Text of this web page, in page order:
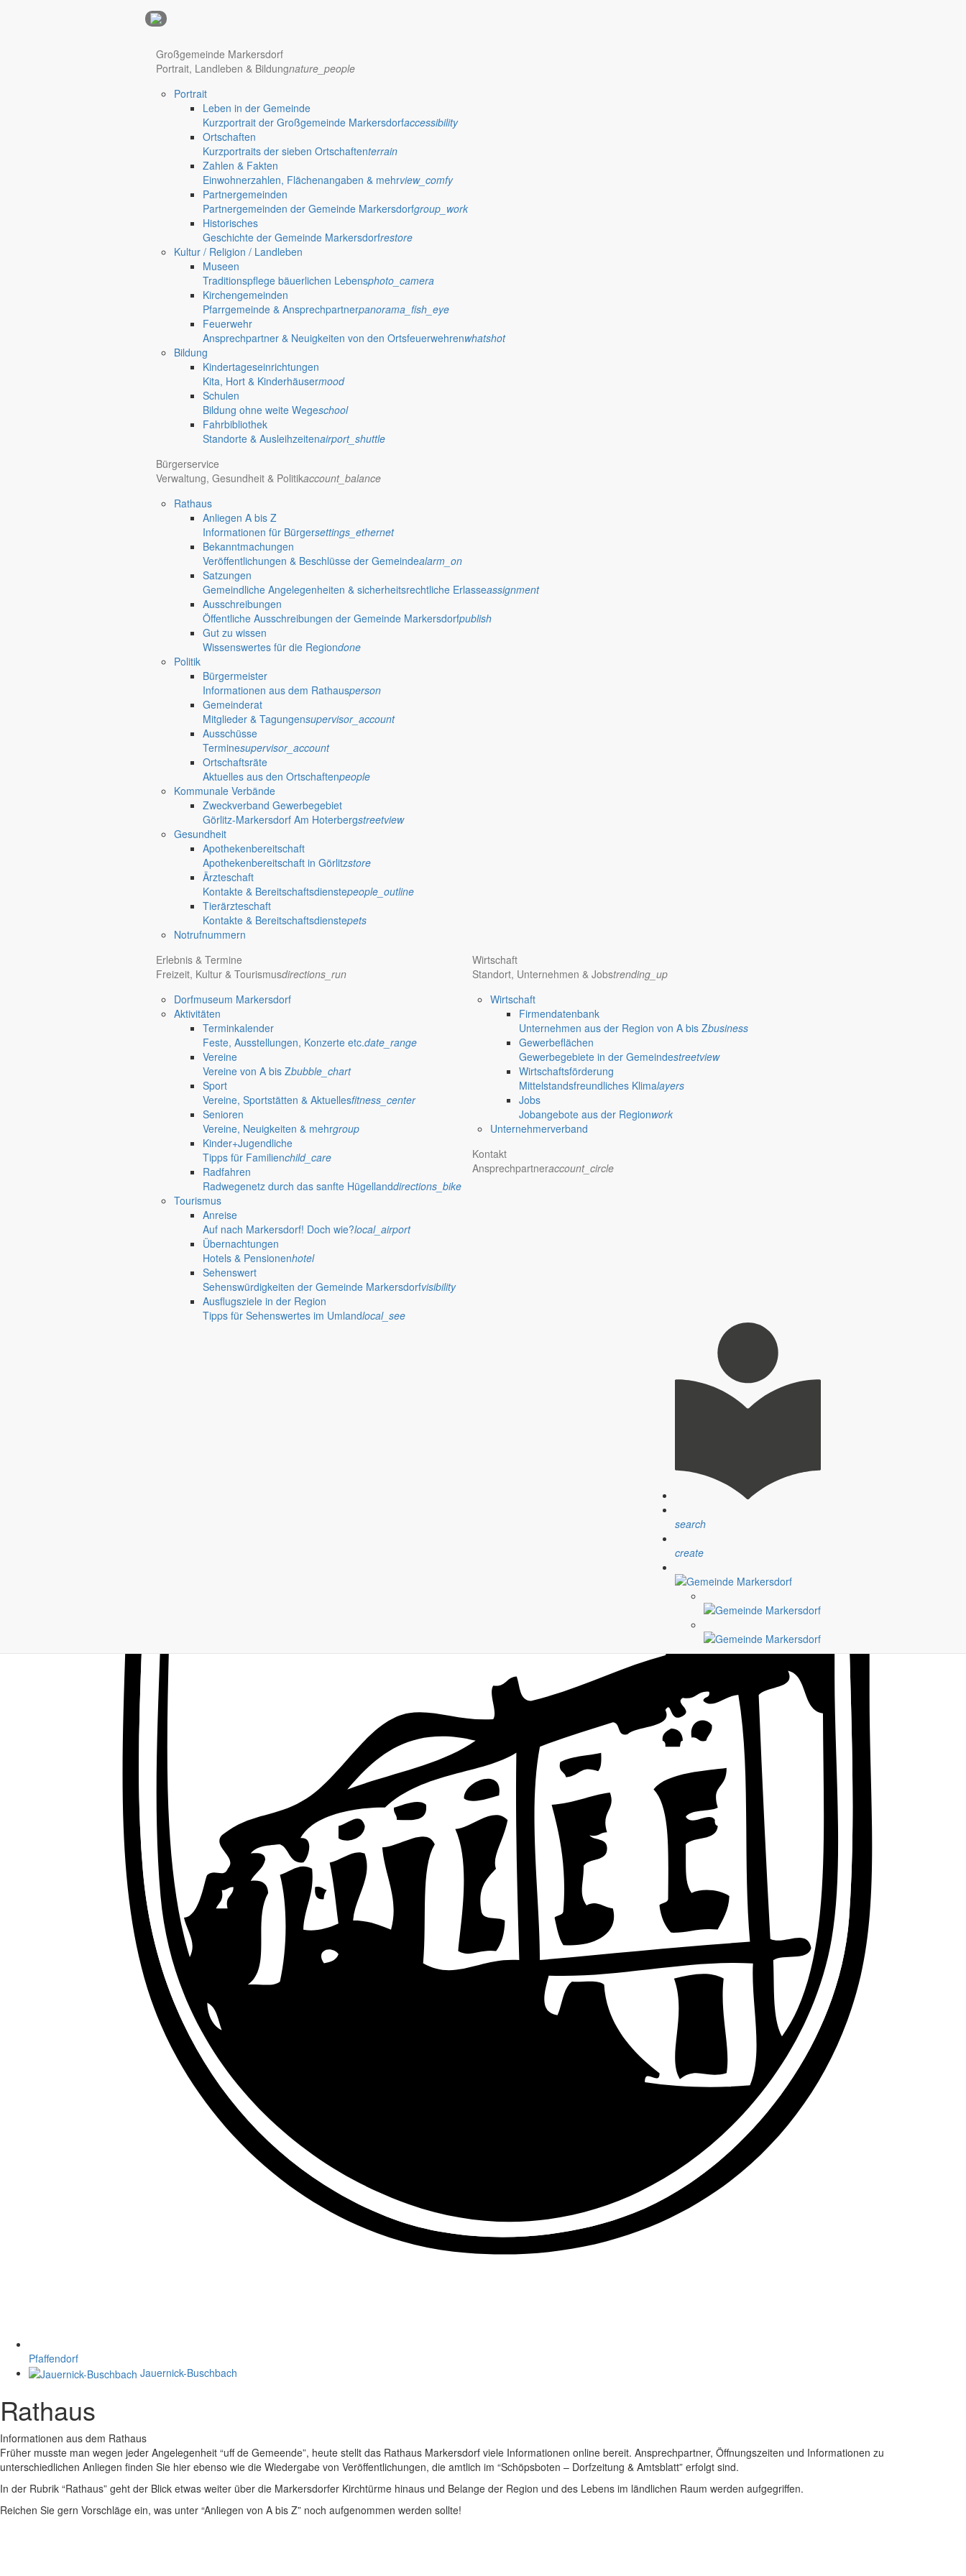
Hotel Nürnberg
Regional werben auf markersdorf.de! anzeigen@gemeinde-markersdorf.de
Großgemeinde Markersdorf
Portrait, Landleben & Bildungnature_people
Portrait
Leben in der Gemeinde
Kurzportrait der Großgemeinde Markersdorfaccessibility
Ortschaften
Kurzportraits der sieben Ortschaftenterrain
Zahlen & Fakten
Einwohnerzahlen, Flächenangaben & mehrview_comfy
Partnergemeinden
Partnergemeinden der Gemeinde Markersdorfgroup_work
Historisches
Geschichte der Gemeinde Markersdorfrestore
Kultur / Religion / Landleben
Museen
Traditionspflege bäuerlichen Lebensphoto_camera
Kirchengemeinden
Pfarrgemeinde & Ansprechpartnerpanorama_fish_eye
Feuerwehr
Ansprechpartner & Neuigkeiten von den Ortsfeuerwehrenwhatshot
Bildung
Kindertageseinrichtungen
Kita, Hort & Kinderhäusermood
Schulen
Bildung ohne weite Wegeschool
Fahrbibliothek
Standorte & Ausleihzeitenairport_shuttle
Bürgerservice
Verwaltung, Gesundheit & Politikaccount_balance
Rathaus
Anliegen A bis Z
Informationen für Bürgersettings_ethernet
Bekanntmachungen
Veröffentlichungen & Beschlüsse der Gemeindealarm_on
Satzungen
Gemeindliche Angelegenheiten & sicherheitsrechtliche Erlasseassignment
Ausschreibungen
Öffentliche Ausschreibungen der Gemeinde Markersdorfpublish
Gut zu wissen
Wissenswertes für die Regiondone
Politik
Bürgermeister
Informationen aus dem Rathausperson
Gemeinderat
Mitglieder & Tagungensupervisor_account
Ausschüsse
Terminesupervisor_account
Ortschaftsräte
Aktuelles aus den Ortschaftenpeople
Kommunale Verbände
Zweckverband Gewerbegebiet
Görlitz-Markersdorf Am Hoterbergstreetview
Gesundheit
Apothekenbereitschaft
Apothekenbereitschaft in Görlitzstore
Ärzteschaft
Kontakte & Bereitschaftsdienstepeople_outline
Tierärzteschaft
Kontakte & Bereitschaftsdienstepets
Notrufnummern
Erlebnis & Termine
Freizeit, Kultur & Tourismusdirections_run
Dorfmuseum Markersdorf
Aktivitäten
Terminkalender
Feste, Ausstellungen, Konzerte etc.date_range
Vereine
Vereine von A bis Zbubble_chart
Sport
Vereine, Sportstätten & Aktuellesfitness_center
Senioren
Vereine, Neuigkeiten & mehrgroup
Kinder+Jugendliche
Tipps für Familienchild_care
Radfahren
Radwegenetz durch das sanfte Hügellanddirections_bike
Tourismus
Anreise
Auf nach Markersdorf! Doch wie?local_airport
Übernachtungen
Hotels & Pensionenhotel
Sehenswert
Sehenswürdigkeiten der Gemeinde Markersdorfvisibility
Ausflugsziele in der Region
Tipps für Sehenswertes im Umlandlocal_see
Wirtschaft
Standort, Unternehmen & Jobstrending_up
Wirtschaft
Firmendatenbank
Unternehmen aus der Region von A bis Zbusiness
Gewerbeflächen
Gewerbegebiete in der Gemeindestreetview
Wirtschaftsförderung
Mittelstandsfreundliches Klimalayers
Jobs
Jobangebote aus der Regionwork
Unternehmerverband
Kontakt
Ansprechpartneraccount_circle
search
create
Deutsch-Paulsdorf
Pfaffendorf
Jauernick-Buschbach
Rathaus
Informationen aus dem Rathaus
Früher musste man wegen jeder Angelegenheit “uff de Gemeende”, heute stellt das Rathaus Markersdorf viele Informationen online bereit. Ansprechpartner, Öffnungszeiten und Informationen zu
unterschiedlichen Anliegen finden Sie hier ebenso wie die Wiedergabe von Veröffentlichungen, die amtlich im “Schöpsboten – Dorfzeitung & Amtsblatt” erfolgt sind.
In der Rubrik “Rathaus” geht der Blick etwas weiter über die Markersdorfer Kirchtürme hinaus und Belange der Region und des Lebens im ländlichen Raum werden aufgegriffen.
Reichen Sie gern Vorschläge ein, was unter “Anliegen von A bis Z” noch aufgenommen werden sollte!